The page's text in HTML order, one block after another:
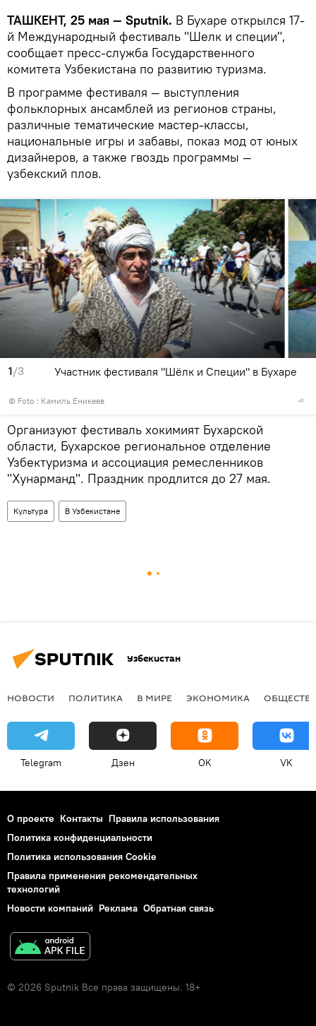
ТАШКЕНТ, 25 мая — Sputnik. В Бухаре открылся 17-
й Международный фестиваль "Шелк и специи",
сообщает пресс-служба Государственного
комитета Узбекистана по развитию туризма.
В программе фестиваля — выступления
фольклорных ансамблей из регионов страны,
различные тематические мастер-классы,
национальные игры и забавы, показ мод от юных
дизайнеров, а также гвоздь программы —
узбекский плов.
1/3
© Foto : Камиль Еникеев
Участник фестиваля "Шёлк и Специи" в Бухаре
Организуют фестиваль хокимият Бухарской
области, Бухарское региональное отделение
Узбектуризма и ассоциация ремесленников
"Хунарманд". Праздник продлится до 27 мая.
Культура В Узбекистане
Узбекистан
НОВОСТИ ПОЛИТИКА В МИРЕ ЭКОНОМИКА
Telegram Дзен OK VK
О проекте Контакты Правила использования
Политика конфиденциальности
Политика использования Cookie
Правила применения рекомендательных
технологий
Новости компаний Реклама Обратная связь
© 2026 Sputnik Все права защищены. 18+